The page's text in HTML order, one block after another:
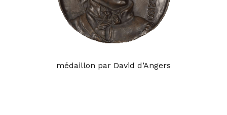
médaillon par David d’Angers